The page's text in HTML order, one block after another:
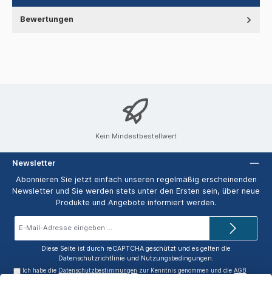
Bewertungen
Kein Mindestbestellwert
Newsletter
Abonnieren Sie jetzt einfach unseren regelmäßig erscheinenden
Newsletter und Sie werden stets unter den Ersten sein, über neue
Produkte und Angebote informiert werden.
Diese Seite ist durch reCAPTCHA geschützt und es gelten die
Datenschutzrichtlinie und Nutzungsbedingungen.
Ich habe die Datenschutzbestimmungen zur Kenntnis genommen und dieAGB